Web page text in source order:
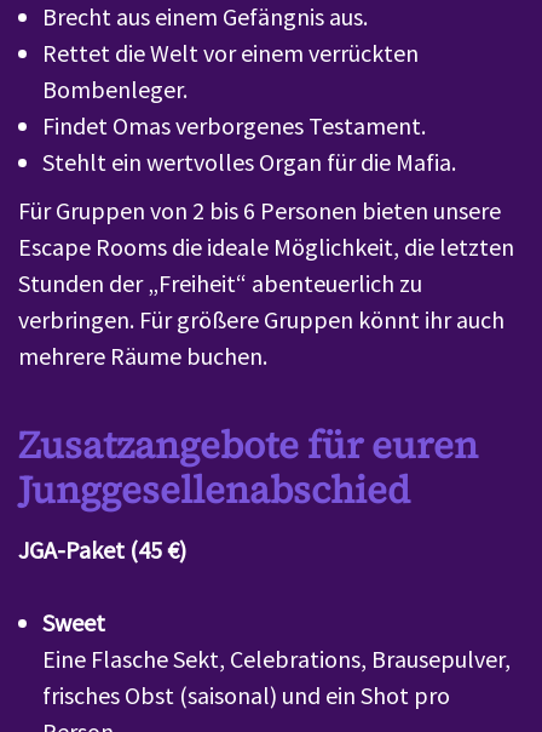
Brecht aus einem Gefängnis aus.
Rettet die Welt vor einem verrückten
Bombenleger.
Findet Omas verborgenes Testament.
Stehlt ein wertvolles Organ für die Mafia.
Für Gruppen von 2 bis 6 Personen bieten unsere
Escape Rooms die ideale Möglichkeit, die letzten
Stunden der „Freiheit“ abenteuerlich zu
verbringen. Für größere Gruppen könnt ihr auch
mehrere Räume buchen.
Zusatzangebote für euren
Junggesellenabschied
JGA-Paket (45 €)
Sweet
Eine Flasche Sekt, Celebrations, Brausepulver,
frisches Obst (saisonal) und ein Shot pro